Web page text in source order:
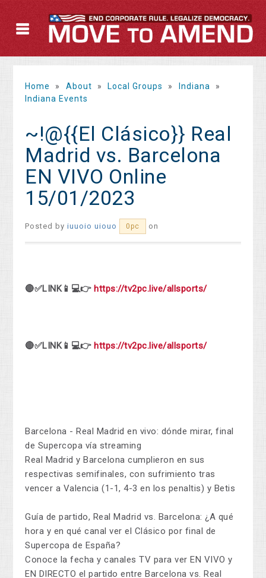
Home » About » Local Groups » Indiana
»
Indiana Events
~!@{{El Clásico}} Real
Madrid vs. Barcelona
EN VIVO Online
15/01/2023
Posted byiuuoio uiouo 0pc on
🔴✅LINK📱💻👉 https://tv2pc.live/allsports/
🔴✅LINK📱💻👉 https://tv2pc.live/allsports/
Barcelona - Real Madrid en vivo: dónde mirar, final
de Supercopa vía streaming
Real Madrid y Barcelona cumplieron en sus
respectivas semifinales, con sufrimiento tras
vencer a Valencia (1-1, 4-3 en los penaltis) y Betis
Guía de partido, Real Madrid vs. Barcelona: ¿A qué
hora y en qué canal ver el Clásico por final de
Supercopa de España?
Conoce la fecha y canales TV para ver EN VIVO y
EN DIRECTO el partido entre Barcelona vs. Real